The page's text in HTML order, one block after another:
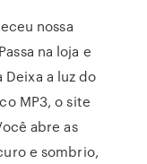
nossa
na loja e
a luz do
MP3, o site
abre as
e sombrio,